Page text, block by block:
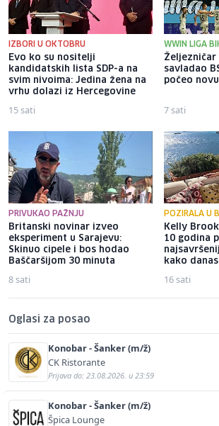
IZBORI U OKTOBRU
Evo ko su nositelji
kandidatskih lista SDP-a na
svim nivoima: Jedina žena na
vrhu dolazi iz Hercegovine
15 sati
WWIN LIGA
Željezničar
savladao
počeo
7 sati
PRIVUKAO PAŽNJU
Britanski novinar izveo
eksperiment u Sarajevu:
Skinuo cipele i bos hodao
Baščaršijom 30 minuta
8 sati
POZIRALA U
Kelly
10 godina
kako
16 sati
Oglasi za posao
Konobar - Šanker (m/ž)
CK Ristorante
Prijava do: 23.08.2026. u 23:59
Konobar - Šanker (m/ž)
Špica Lounge